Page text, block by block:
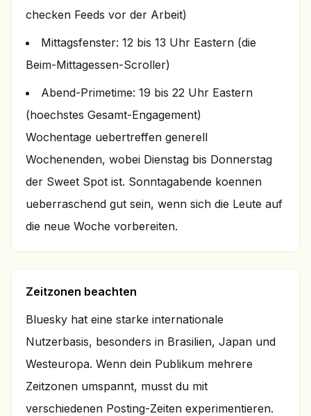
checken Feeds vor der Arbeit)
Mittagsfenster: 12 bis 13 Uhr Eastern (die
Beim-Mittagessen-Scroller)
Abend-Primetime: 19 bis 22 Uhr Eastern
(hoechstes Gesamt-Engagement)
Wochentage uebertreffen generell
Wochenenden, wobei Dienstag bis Donnerstag
der Sweet Spot ist. Sonntagabende koennen
ueberraschend gut sein, wenn sich die Leute auf
die neue Woche vorbereiten.
Zeitzonen beachten
Bluesky hat eine starke internationale
Nutzerbasis, besonders in Brasilien, Japan und
Westeuropa. Wenn dein Publikum mehrere
Zeitzonen umspannt, musst du mit
verschiedenen Posting-Zeiten experimentieren.